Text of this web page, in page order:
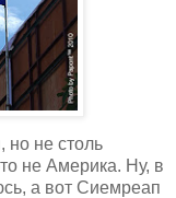
но не столь
не Америка. Ну, в
а вот Сиемреап